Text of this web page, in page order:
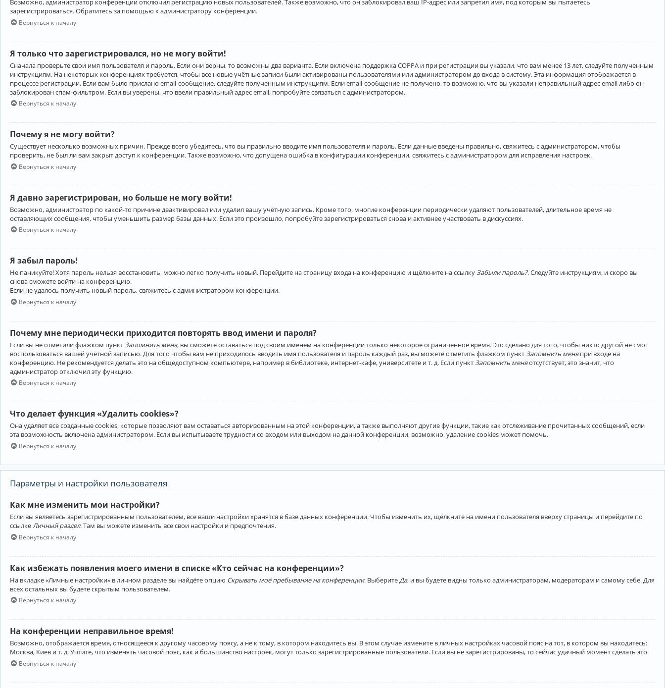
Возможно, администратор конференции отключил регистрацию новых пользователей. Также возможно, что он заблокировал ваш IP-адрес или запретил имя, под которым вы пытаетесь
зарегистрироваться. Обратитесь за помощью к администратору конференции.
Вернуться к началу
Я только что зарегистрировался, но не могу войти!
Сначала проверьте свои имя пользователя и пароль. Если они верны, то возможны два варианта. Если включена поддержка COPPA и при регистрации вы указали, что вам менее 13 лет, следуйте полученным
инструкциям. На некоторых конференциях требуется, чтобы все новые учётные записи были активированы пользователями или администратором до входа в систему. Эта информация отображается в
процессе регистрации. Если вам было прислано email-сообщение, следуйте полученным инструкциям. Если email-сообщение не получено, то возможно, что вы указали неправильный адрес email либо он
заблокирован спам-фильтром. Если вы уверены, что ввели правильный адрес email, попробуйте связаться с администратором.
Вернуться к началу
Почему я не могу войти?
Существует несколько возможных причин. Прежде всего убедитесь, что вы правильно вводите имя пользователя и пароль. Если данные введены правильно, свяжитесь с администратором, чтобы
проверить, не был ли вам закрыт доступ к конференции. Также возможно, что допущена ошибка в конфигурации конференции, свяжитесь с администратором для исправления настроек.
Вернуться к началу
Я давно зарегистрирован, но больше не могу войти!
Возможно, администратор по какой-то причине деактивировал или удалил вашу учётную запись. Кроме того, многие конференции периодически удаляют пользователей, длительное время не
оставляющих сообщения, чтобы уменьшить размер базы данных. Если это произошло, попробуйте зарегистрироваться снова и активнее участвовать в дискуссиях.
Вернуться к началу
Я забыл пароль!
Не паникуйте! Хотя пароль нельзя восстановить, можно легко получить новый. Перейдите на страницу входа на конференцию и щёлкните на ссылкуЗабыли пароль?. Следуйте инструкциям, и скоро вы
снова сможете войти на конференцию.
Если не удалось получить новый пароль, свяжитесь с администратором конференции.
Вернуться к началу
Почему мне периодически приходится повторять ввод имени и пароля?
Если вы не отметили флажком пункт Запомнить меня, вы сможете оставаться под своим именем на конференции только некоторое ограниченное время. Это сделано для того, чтобы никто другой не смог
воспользоваться вашей учётной записью. Для того чтобы вам не приходилось вводить имя пользователя и пароль каждый раз, вы можете отметить флажком пункт Запомнить меняпри входе на
конференцию. Не рекомендуется делать это на общедоступном компьютере, например в библиотеке, интернет-кафе, университете и т. д. Если пункт Запомнить меняотсутствует, это значит, что
администратор отключил эту функцию.
Вернуться к началу
Что делает функция «Удалить cookies»?
Она удаляет все созданные cookies, которые позволяют вам оставаться авторизованным на этой конференции, а также выполняют другие функции, такие как отслеживание прочитанных сообщений, если
эта возможность включена администратором. Если вы испытываете трудности со входом или выходом на данной конференции, возможно, удаление cookies может помочь.
Вернуться к началу
Параметры и настройки пользователя
Как мне изменить мои настройки?
Если вы являетесь зарегистрированным пользователем, все ваши настройки хранятся в базе данных конференции. Чтобы изменить их, щёлкните на имени пользователя вверху страницы и перейдите по
ссылкеЛичный раздел. Там вы можете изменить все свои настройки и предпочтения.
Вернуться к началу
Как избежать появления моего имени в списке «Кто сейчас на конференции»?
На вкладке «Личные настройки» в личном разделе вы найдёте опцию Скрывать моё пребывание на конференции. Выберите Да, и вы будете видны только администраторам, модераторам и самому себе. Для
всех остальных вы будете скрытым пользователем.
Вернуться к началу
На конференции неправильное время!
Возможно, отображается время, относящееся к другому часовому поясу, а не к тому, в котором находитесь вы. В этом случае измените в личных настройках часовой пояс на тот, в котором вы находитесь:
Москва, Киев и т. д. Учтите, что изменять часовой пояс, как и большинство настроек, могут только зарегистрированные пользователи. Если вы не зарегистрированы, то сейчас удачный момент сделать это.
Вернуться к началу